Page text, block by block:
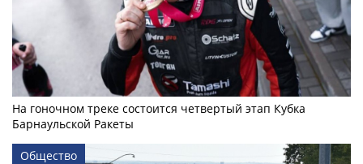
На гоночном треке состоится четвертый этап Кубка
Барнаульской Ракеты
Общество